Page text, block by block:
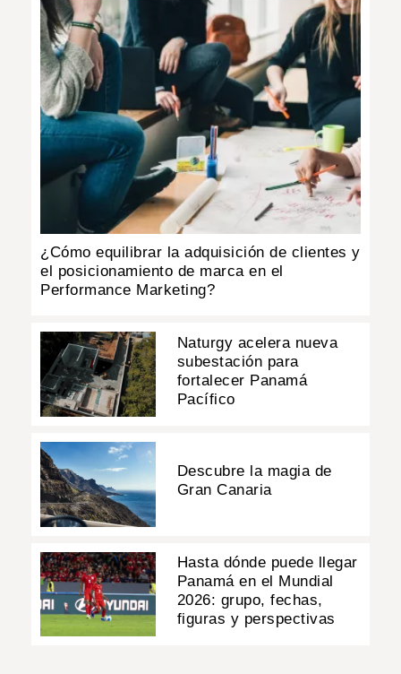
¿Cómo equilibrar la adquisición de clientes y
el posicionamiento de marca en el
Performance Marketing?
Naturgy acelera nueva
subestación para
fortalecer Panamá
Pacífico
Descubre la magia de
Gran Canaria
Hasta dónde puede llegar
Panamá en el Mundial
2026: grupo, fechas,
figuras y perspectivas